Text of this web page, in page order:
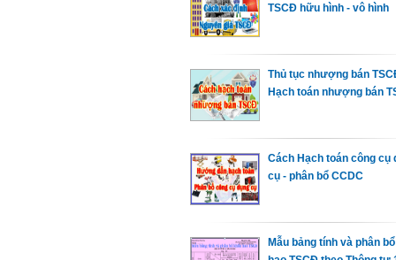
TSCĐ hữu hình - vô hình
Thủ tục nhượng bán
Hạch toán nhượng bán
Cách Hạch toán công cụ
cụ - phân bổ CCDC
Mẫu bảng tính và phân